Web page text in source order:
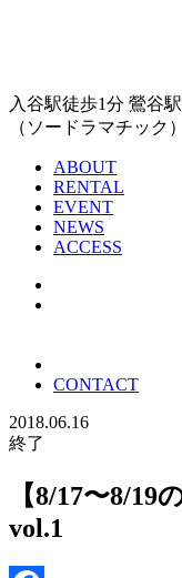
入谷駅徒歩1分 鶯谷
（ソードラマチック）
ABOUT
RENTAL
EVENT
NEWS
ACCESS
CONTACT
2018.06.16
終了
【8/17〜8/19
vol.1